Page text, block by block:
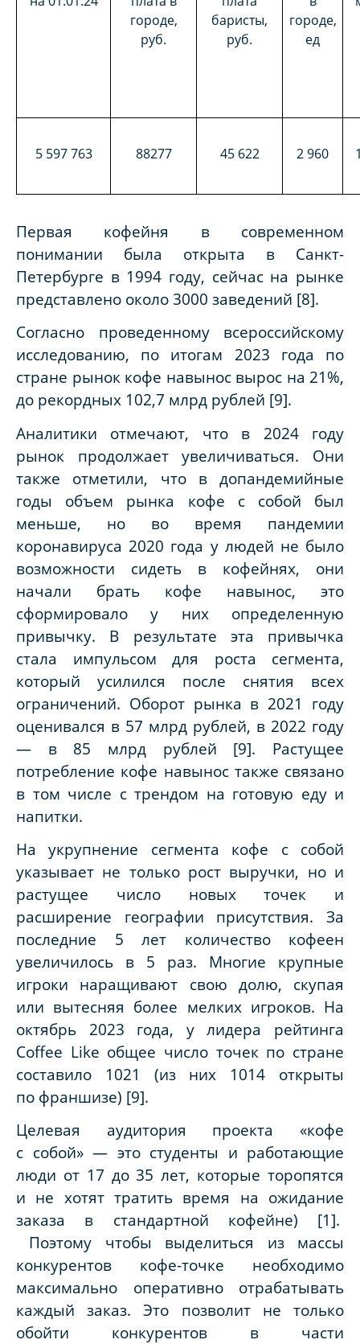
городе,
руб.
баристы,
руб.
городе,
ед
5 597 763 88277 45 622 2 960
Первая кофейня в современном
понимании была открыта в Санкт-
Петербурге в 1994 году, сейчас на рынке
представлено около 3000 заведений [8].
Согласно проведенному всероссийскому
исследованию, по итогам 2023 года по
стране рынок кофе навынос вырос на 21%,
до рекордных 102,7 млрд рублей [9].
Аналитики отмечают, что в 2024 году
рынок продолжает увеличиваться. Они
также отметили, что в допандемийные
годы объем рынка кофе с собой был
меньше, но во время пандемии
коронавируса 2020 года у людей не было
возможности сидеть в кофейнях, они
начали брать кофе навынос, это
сформировало у них определенную
привычку. В результате эта привычка
стала импульсом для роста сегмента,
который усилился после снятия всех
ограничений. Оборот рынка в 2021 году
оценивался в 57 млрд рублей, в 2022 году
— в 85 млрд рублей [9]. Растущее
потребление кофе навынос также связано
в том числе с трендом на готовую еду и
напитки.
На укрупнение сегмента кофе с собой
указывает не только рост выручки, но и
растущее число новых точек и
расширение географии присутствия. За
последние 5 лет количество кофеен
увеличилось в 5 раз. Многие крупные
игроки наращивают свою долю, скупая
или вытесняя более мелких игроков. На
октябрь 2023 года, у лидера рейтинга
Coffee Like общее число точек по стране
составило 1021 (из них 1014 открыты
по франшизе) [9].
Целевая аудитория проекта «кофе
с собой» — это студенты и работающие
люди от 17 до 35 лет, которые торопятся
и не хотят тратить время на ожидание
заказа в стандартной кофейне) [1].
Поэтому чтобы выделиться из массы
конкурентов кофе-точке необходимо
максимально оперативно отрабатывать
каждый заказ. Это позволит не только
обойти конкурентов в части